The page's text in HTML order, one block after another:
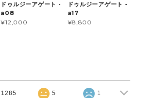
ドゥルジーアゲート -
a08
¥12,000
ドゥルジーアゲート -
a17
¥8,800
1285 5 1